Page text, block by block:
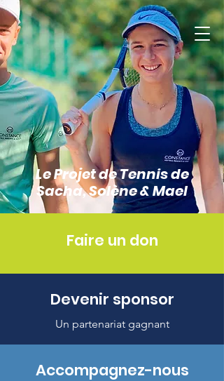
Le Projet de Tennis de
Sacha, Solène & Mael
Faire un don
Devenir sponsor
Un partenariat gagnant
Accompagnez-nous